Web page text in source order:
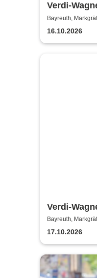
Verdi-
von Opera
Bayreuth,
16.10.2026
Verdi-
Thüringen
Gotha-
Bayreuth,
17.10.2026